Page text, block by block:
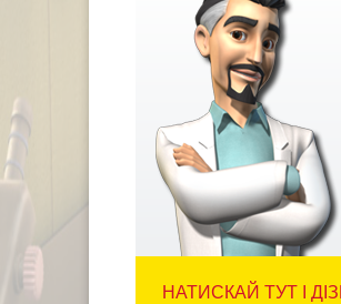
НАТИСКАЙ ТУТ І